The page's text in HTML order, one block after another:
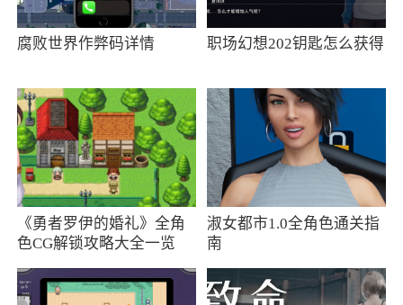
2、防火防盗防闺蜜，好朋友就要一起掉节
操！没有玩过真心话大冒险的聚会都不是完整的
3、发现有趣的身边人，主动发起交友申请
4、动态广场关注兴趣话题，分享精彩瞬间
小编评价
1、聚会完app为用户提供了各类娱乐服务，
2、已上线：天黑请闭眼，谁是卧底，伙拼，
腐败世界作弊码详情 职场幻想202钥匙怎么获得
《勇者罗伊的婚礼》全角
色CG解锁攻略大全一览
淑女都市1.0全角色通关指
南